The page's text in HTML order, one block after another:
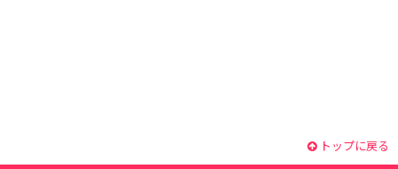
トップに戻る